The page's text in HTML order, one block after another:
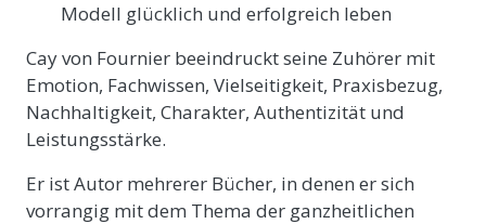
Modell glücklich und erfolgreich leben
Cay von Fournier beeindruckt seine Zuhörer mit
Emotion, Fachwissen, Vielseitigkeit, Praxisbezug,
Nachhaltigkeit, Charakter, Authentizität und
Leistungsstärke.
Er ist Autor mehrerer Bücher, in denen er sich
vorrangig mit dem Thema der ganzheitlichen